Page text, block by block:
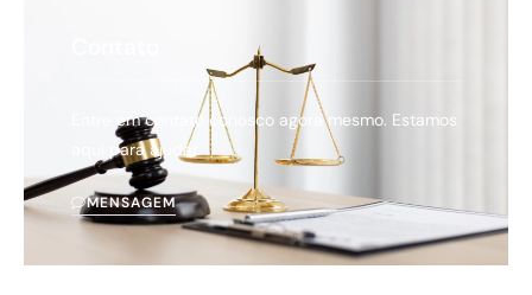
Entre em contato conosco agora mesmo. Estamos
aqui para ajudar.
MENSAGEM